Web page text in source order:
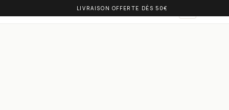
LIVRAISON OFFERTE DÈS 50€
OLIVIA BALM